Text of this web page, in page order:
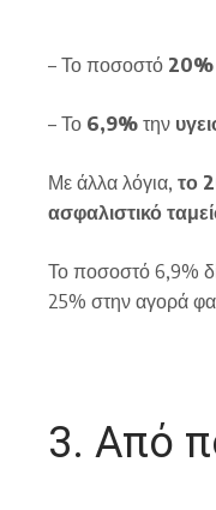
– Το ποσοστό 20%
– Το 6,9% την
Με άλλα λόγια, το
ασφαλιστικό
Το ποσοστό 6,9%
25% στην αγορά
3. Από